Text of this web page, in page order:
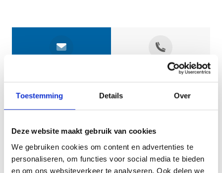
Toestemming Details Over
Deze website maakt gebruik van cookies
We gebruiken cookies om content en advertenties te
personaliseren, om functies voor social media te bieden
en om ons websiteverkeer te analyseren. Ook delen we